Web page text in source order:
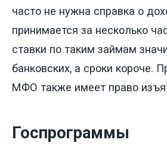
часто не нужна справка о
принимается за несколько
ставки по таким займам
банковских, а сроки короче.
МФО также имеет право
Госпрограммы